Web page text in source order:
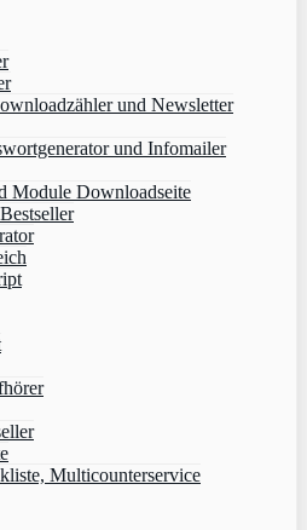
und Newsletter
und Infomailer
Module Downloadseite
Multicounterservice